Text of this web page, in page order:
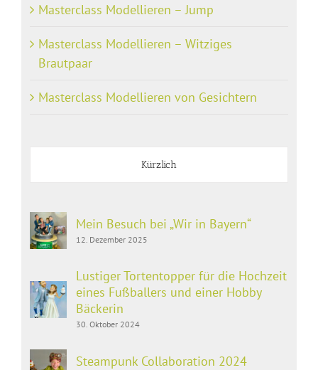
Masterclass Modellieren – Jump
Masterclass Modellieren – Witziges
Brautpaar
Masterclass Modellieren von Gesichtern
Kürzlich
Mein Besuch bei „Wir in Bayern“
12. Dezember 2025
Lustiger Tortentopper für die Hochzeit
eines Fußballers und einer Hobby
Bäckerin
30. Oktober 2024
Steampunk Collaboration 2024